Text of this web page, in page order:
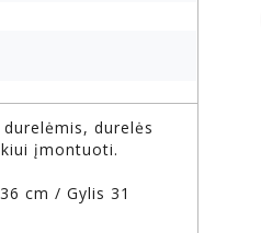
durelės
įmontuoti.
cm / Gylis 31